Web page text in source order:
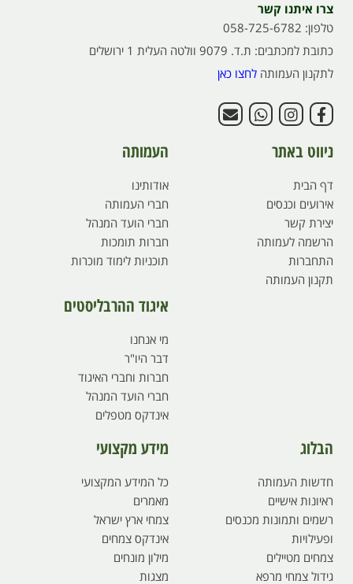
צרו איתנו קשר
טלפון: 058-725-6782
כתובת למכתבים: ת.ד. 9079 וולטה העלית 1 ירושלים
לתקנון העמותה לחצו כאן
ניווט באתר
דף הבית
אירועים וכנסים
יצירת קשר
הרשמה לעמותה
התחברות
תקנון העמותה
העמותה
אודותינו
חברי העמותה
חברי הועד המנהל
חברות תומכות
תוכניות לימוד מוכרות
איגוד ההרבליסטים
מי אנחנו
דבר היו"ר
חברות וחברי האיגוד
חברי הועד המנהל
אינדקס מטפלים
הבלוג
חדשות העמותה
ראיונות אישיים
רשמים ותמונות מכנסים
ופעילויות
צמחים מטיילים
גידול צמחי מרפא
מידע מקצועי
כל המידע המקצועי
מאמרים
צמחי ארץ ישראל
אינדקס צמחים
מילון מונחים
מצגות